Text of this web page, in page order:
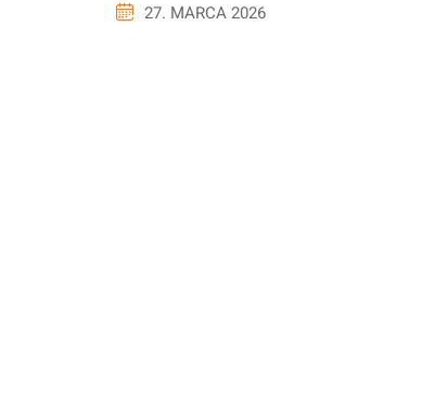
27. MARCA 2026